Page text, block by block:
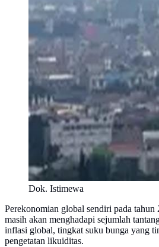
Dok. Istimewa
Perekonomian global sendiri pada
masih akan menghadapi sejumlah
inflasi global, tingkat suku bunga yang
pengetatan likuiditas.